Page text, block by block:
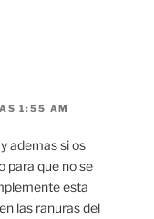
1:55 AM
ademas si os
para que no se
esta
las ranuras del